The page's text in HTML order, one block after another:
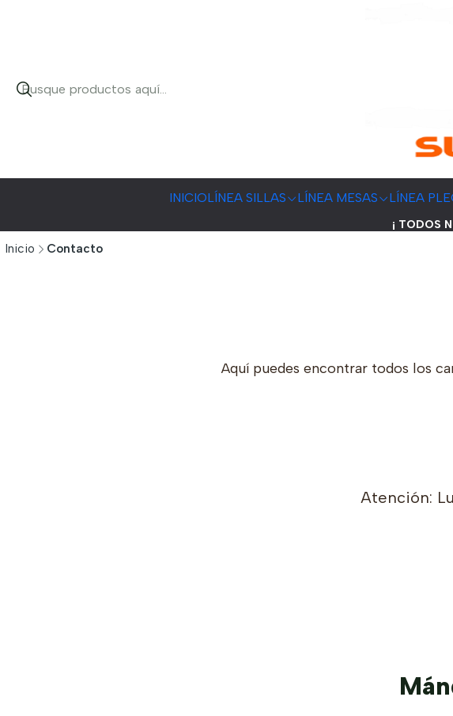
INICIOLÍNEA SILLAS LÍNEA MESAS LÍNEA
¡ TODOS
Inicio Contacto
Aquí puedes encontrar todos los
Atención: